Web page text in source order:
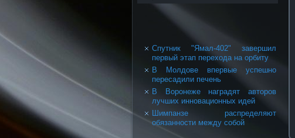
Спутник "Ямал-402" завершил
первый этап перехода на орбиту
В Молдове впервые успешно
пересадили печень
В Воронеже наградят авторов
лучших инновационных идей
Шимпанзе распределяют
обязанности между собой